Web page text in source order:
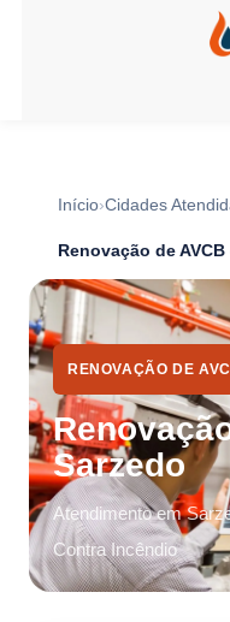
Início Cidades
Renovação de
RENOVAÇÃO DE
Sarzedo
Atendimento em
Contra Incêndio